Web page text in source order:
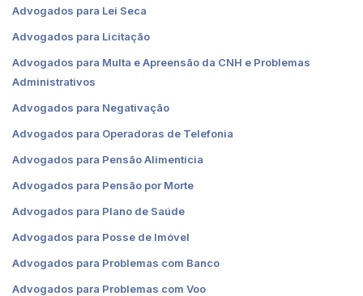
Advogados para Lei Seca
Advogados para Licitação
Advogados para Multa e Apreensão da CNH e Problemas
Administrativos
Advogados para Negativação
Advogados para Operadoras de Telefonia
Advogados para Pensão Alimentícia
Advogados para Pensão por Morte
Advogados para Plano de Saúde
Advogados para Posse de Imóvel
Advogados para Problemas com Banco
Advogados para Problemas com Voo